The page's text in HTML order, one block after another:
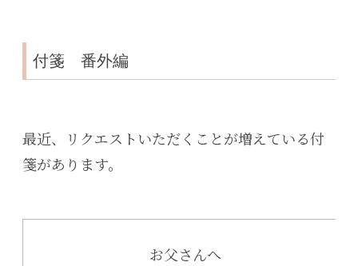
付箋 番外編
最近、リクエストいただくことが増えている付
箋があります。
お父さんへ